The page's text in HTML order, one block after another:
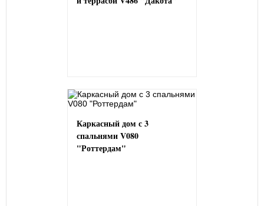
Каркасный дом с 3
спальнями V080
"Роттердам"